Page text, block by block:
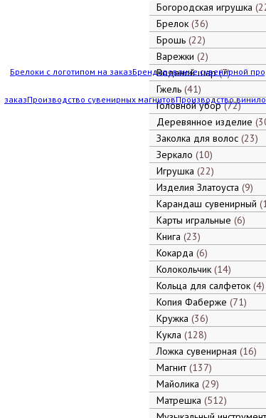
Брелоки с логотипом на заказБрендирование сувенирной
заказПроизводство сувенирных магнитовПроизводство
Богородская игрушка
Брелок 36
Брошь 22
Варежки 2
Водяной шар 7
Гжель 41
Головной убор 72
Деревянное изделие
Заколка для волос 23
Зеркало 10
Игрушка 22
Изделия Златоуста 9
Карандаш сувенирный
Карты игральные 6
Книга 23
Кокарда 6
Колокольчик 14
Кольца для салфеток 4
Копия Фаберже 71
Кружка 36
Кукла 128
Ложка сувенирная 16
Магнит 137
Майолика 29
Матрешка 512